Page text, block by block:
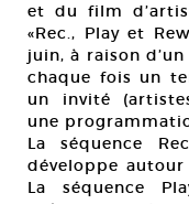
et du film
«Rec., Play et
juin, à raison
chaque fois un
un invité
une
La séquence
développe
La séquence